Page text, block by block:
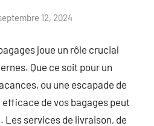
12, 2024
joue un rôle crucial
Que ce soit pour un
ou une escapade de
de vos bagages peut
services de livraison, de